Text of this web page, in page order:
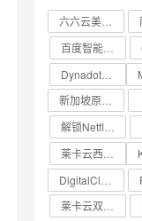
百度智能云八月活动云服务器低至59.04
Dynadot夏末域名特惠.com域名转
莱卡云西班牙双ISPVPS评测：原生住宅